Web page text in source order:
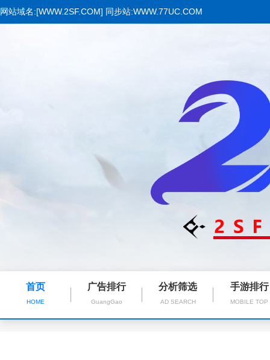
网站域名:[WWW.2SF.COM] 同步站:WWW.77UC.COM
首页
HOME
广告排行
GuangGao
分析筛选
AD SEARCH
手游排行
MOBILE TOP